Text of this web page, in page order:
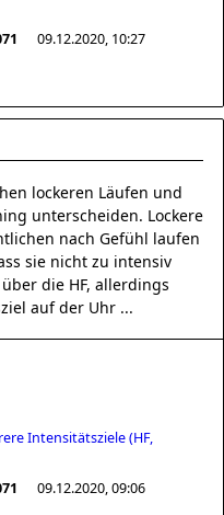
09.12.2020, 10:27
lockeren Läufen und
unterscheiden. Lockere
nach Gefühl laufen
sie nicht zu intensiv
die HF, allerdings
auf der Uhr ...
Intensitätsziele (HF,
09.12.2020, 09:06